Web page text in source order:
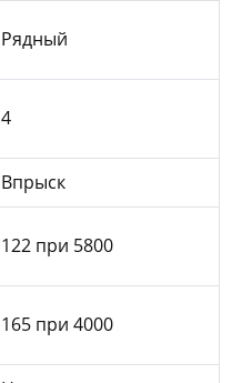
Рядный
4
Впрыск
122 при 5800
165 при 4000